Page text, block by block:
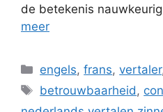
de betekenis
meer
Categorieën
engels,frans,vertaler
Tags
betrouwbaarheid,